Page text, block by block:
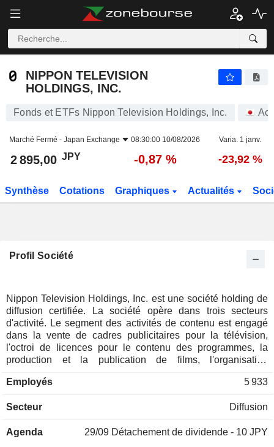
NIPPON TELEVISION
HOLDINGS, INC.
Fonds et ETFs Nippon Television Holdings, Inc.
Marché Fermé - Japan Exchange 08:30:00 10/08/2026 Varia. 1 janv.
2 895,00 JPY -0,87 % -23,92 %
Synthèse Cotations Graphiques Actualités
Profil Société
Nippon Television Holdings, Inc. est une société holding de
diffusion certifiée. La société opère dans trois secteurs
d'activité. Le segment des activités de contenu est engagé
dans la vente de cadres publicitaires pour la télévision,
l'octroi de licences pour le contenu des programmes, la
production et la publication de films, l'organisation
vente de publications, les opérations de diffusion de
l'exploitation de sites Web, ainsi que les activités de
location immobilière loue des bureaux, des locataires
Employés 5 933
Secteur Diffusion
Agenda 29/09 Détachement de dividende - 10 JPY